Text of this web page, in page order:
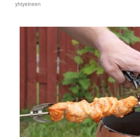
yhtyeineen